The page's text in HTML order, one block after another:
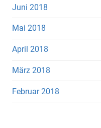
Juni 2018
Mai 2018
April 2018
März 2018
Februar 2018